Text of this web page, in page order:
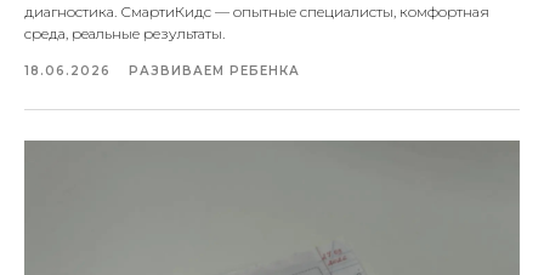
диагностика. СмартиКидс — опытные специалисты, комфортная
среда, реальные результаты.
18.06.2026 РАЗВИВАЕМ РЕБЕНКА